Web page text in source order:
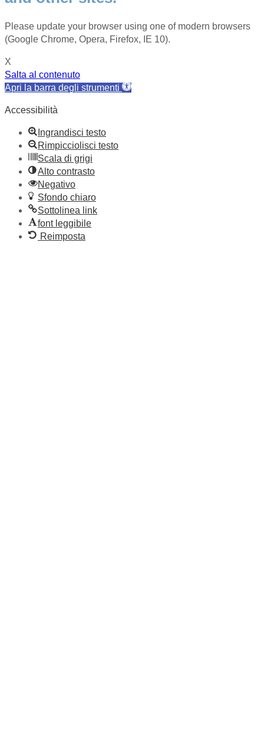
Please update your browser using one of modern browsers
(Google Chrome, Opera, Firefox, IE 10).
X
Salta al contenuto
Apri la barra degli strumenti
Accessibilità
Ingrandisci testo
Rimpicciolisci testo
Scala di grigi
Alto contrasto
Negativo
Sfondo chiaro
Sottolinea link
font leggibile
Reimposta